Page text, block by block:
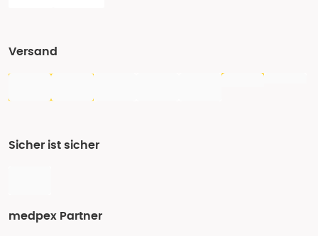
Versand
Sicher ist sicher
medpex Partner